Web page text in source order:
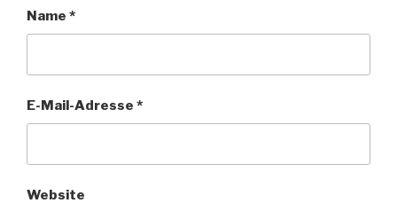
Name *
E-Mail-Adresse *
Website